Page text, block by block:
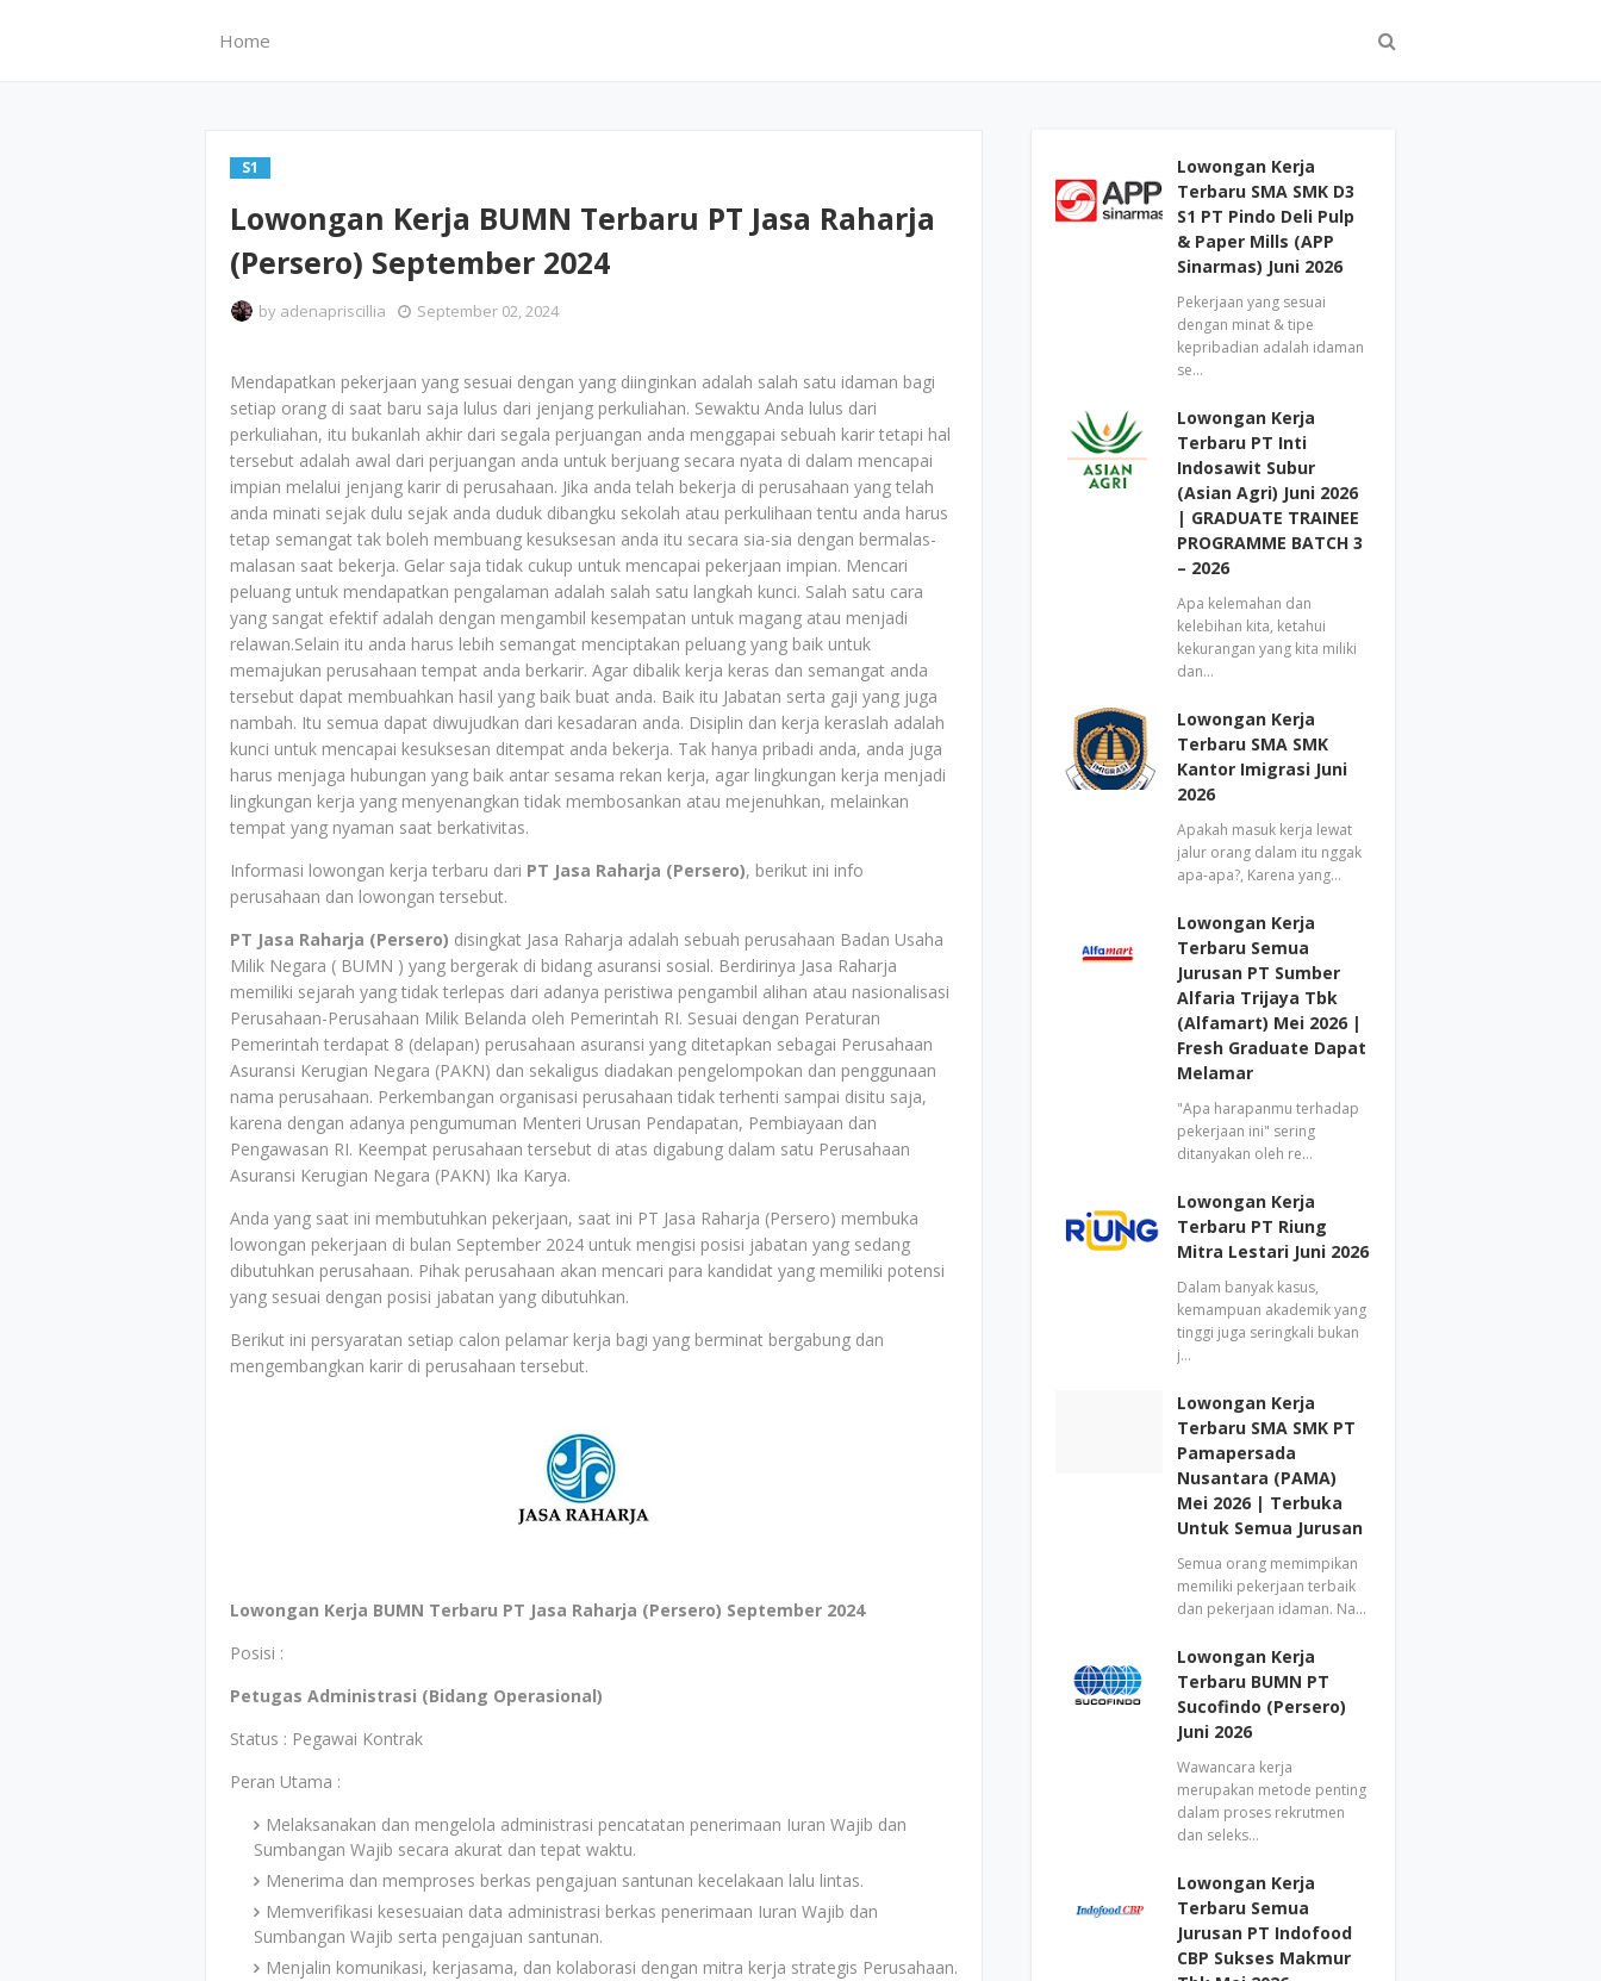
Home
S1
Lowongan Kerja BUMN Terbaru PT Jasa Raharja
(Persero) September 2024
by adenapriscillia September 02, 2024
Mendapatkan pekerjaan yang sesuai dengan yang diinginkan adalah salah satu idaman bagi
setiap orang di saat baru saja lulus dari jenjang perkuliahan. Sewaktu Anda lulus dari
perkuliahan, itu bukanlah akhir dari segala perjuangan anda menggapai sebuah karir tetapi hal
tersebut adalah awal dari perjuangan anda untuk berjuang secara nyata di dalam mencapai
impian melalui jenjang karir di perusahaan. Jika anda telah bekerja di perusahaan yang telah
anda minati sejak dulu sejak anda duduk dibangku sekolah atau perkulihaan tentu anda harus
tetap semangat tak boleh membuang kesuksesan anda itu secara sia-sia dengan bermalas-
malasan saat bekerja. Gelar saja tidak cukup untuk mencapai pekerjaan impian. Mencari
peluang untuk mendapatkan pengalaman adalah salah satu langkah kunci. Salah satu cara
yang sangat efektif adalah dengan mengambil kesempatan untuk magang atau menjadi
relawan.Selain itu anda harus lebih semangat menciptakan peluang yang baik untuk
memajukan perusahaan tempat anda berkarir. Agar dibalik kerja keras dan semangat anda
tersebut dapat membuahkan hasil yang baik buat anda. Baik itu Jabatan serta gaji yang juga
nambah. Itu semua dapat diwujudkan dari kesadaran anda. Disiplin dan kerja keraslah adalah
kunci untuk mencapai kesuksesan ditempat anda bekerja. Tak hanya pribadi anda, anda juga
harus menjaga hubungan yang baik antar sesama rekan kerja, agar lingkungan kerja menjadi
lingkungan kerja yang menyenangkan tidak membosankan atau mejenuhkan, melainkan
tempat yang nyaman saat berkativitas.
Informasi lowongan kerja terbaru dari PT Jasa Raharja (Persero), berikut ini info
perusahaan dan lowongan tersebut.
PT Jasa Raharja (Persero) disingkat Jasa Raharja adalah sebuah perusahaan Badan Usaha
Milik Negara ( BUMN ) yang bergerak di bidang asuransi sosial. Berdirinya Jasa Raharja
memiliki sejarah yang tidak terlepas dari adanya peristiwa pengambil alihan atau nasionalisasi
Perusahaan-Perusahaan Milik Belanda oleh Pemerintah RI. Sesuai dengan Peraturan
Pemerintah terdapat 8 (delapan) perusahaan asuransi yang ditetapkan sebagai Perusahaan
Asuransi Kerugian Negara (PAKN) dan sekaligus diadakan pengelompokan dan penggunaan
nama perusahaan. Perkembangan organisasi perusahaan tidak terhenti sampai disitu saja,
karena dengan adanya pengumuman Menteri Urusan Pendapatan, Pembiayaan dan
Pengawasan RI. Keempat perusahaan tersebut di atas digabung dalam satu Perusahaan
Asuransi Kerugian Negara (PAKN) Ika Karya.
Anda yang saat ini membutuhkan pekerjaan, saat ini PT Jasa Raharja (Persero) membuka
lowongan pekerjaan di bulan September 2024 untuk mengisi posisi jabatan yang sedang
dibutuhkan perusahaan. Pihak perusahaan akan mencari para kandidat yang memiliki potensi
yang sesuai dengan posisi jabatan yang dibutuhkan.
Berikut ini persyaratan setiap calon pelamar kerja bagi yang berminat bergabung dan
mengembangkan karir di perusahaan tersebut.
Lowongan Kerja BUMN Terbaru PT Jasa Raharja (Persero) September 2024
Posisi :
Petugas Administrasi (Bidang Operasional)
Status : Pegawai Kontrak
Peran Utama :
Melaksanakan dan mengelola administrasi pencatatan penerimaan Iuran Wajib dan
Sumbangan Wajib secara akurat dan tepat waktu.
Menerima dan memproses berkas pengajuan santunan kecelakaan lalu lintas.
Memverifikasi kesesuaian data administrasi berkas penerimaan Iuran Wajib dan
Sumbangan Wajib serta pengajuan santunan.
Menjalin komunikasi, kerjasama, dan kolaborasi dengan mitra kerja strategis Perusahaan.
Lowongan Kerja
Terbaru SMA SMK D3
S1 PT Pindo Deli Pulp
& Paper Mills (APP
Sinarmas) Juni 2026
Pekerjaan yang sesuai
dengan minat & tipe
kepribadian adalah idaman
se…
Lowongan Kerja
Terbaru PT Inti
Indosawit Subur
(Asian Agri) Juni 2026
| GRADUATE TRAINEE
PROGRAMME BATCH 3
– 2026
Apa kelemahan dan
kelebihan kita, ketahui
kekurangan yang kita miliki
dan…
Lowongan Kerja
Terbaru SMA SMK
Kantor Imigrasi Juni
2026
Apakah masuk kerja lewat
jalur orang dalam itu nggak
apa-apa?, Karena yang…
Lowongan Kerja
Terbaru Semua
Jurusan PT Sumber
Alfaria Trijaya Tbk
(Alfamart) Mei 2026 |
Fresh Graduate Dapat
Melamar
"Apa harapanmu terhadap
pekerjaan ini" sering
ditanyakan oleh re…
Lowongan Kerja
Terbaru PT Riung
Mitra Lestari Juni 2026
Dalam banyak kasus,
kemampuan akademik yang
tinggi juga seringkali bukan
j…
Lowongan Kerja
Terbaru SMA SMK PT
Pamapersada
Nusantara (PAMA)
Mei 2026 | Terbuka
Untuk Semua Jurusan
Semua orang memimpikan
memiliki pekerjaan terbaik
dan pekerjaan idaman. Na…
Lowongan Kerja
Terbaru BUMN PT
Sucofindo (Persero)
Juni 2026
Wawancara kerja
merupakan metode penting
dalam proses rekrutmen
dan seleks…
Lowongan Kerja
Terbaru Semua
Jurusan PT Indofood
CBP Sukses Makmur